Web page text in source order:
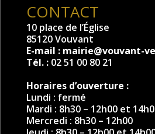
CONTACT
10 place de l’Église
85120 Vouvant
E-mail : mairie@vouvant-
Tél. : 02 51 00 80 21
Horaires d’ouverture :
Lundi : fermé
Mardi : 8h30 – 12h00 et
Mercredi : 8h30 – 12h00